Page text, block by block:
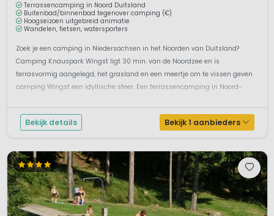
Terrassencamping in Noord Duitsland
Buitenbad/binnenbad tegenover camping (€)
Hoogseizoen uitgebreid animatie
Wandelen, fietsen, watersporters
Zoek je een camping in Niedersachsen in het Noorden van Duitsland?
Camping Knauspark Wingst ligt 30 min. van de Noordzee en is
terrasvormig aangelegd, het grasland en een meertje om te vissen geven
camping Wingst een idyllische sfeer. Een terrassencamping in Noord-
rand van een...
Bekijk details Bekijk 1 aanbieders